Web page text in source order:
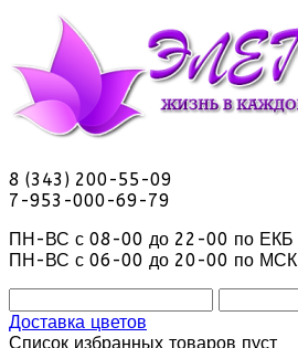
8 (343) 200-55-09
7-953-000-69-79
ПН-ВС с 08-00 до 22-00 по ЕКБ
ПН-ВС с 06-00 до 20-00 по МСК
Доставка цветов
Список избранных товаров пуст